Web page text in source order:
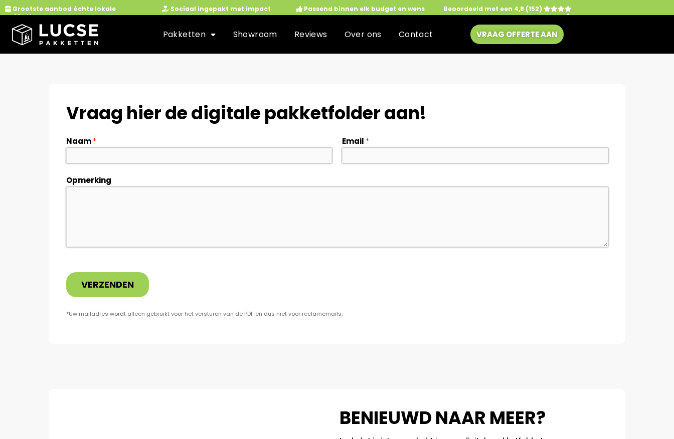
Ga
inhoud
Grootste aanbod échte lokale
pakketten
Sociaal ingepakt met impact Passend binnen elk budget en wens Beoordeeld met een 4,8 (152)
Pakketten Showroom Reviews Over ons Contact VRAAG OFFERTE AAN
Vraag hier de digitale pakketfolder aan!
Naam* Email *
Opmerking
VERZENDEN
*Uw mailadres wordt alleen gebruikt voor het versturen van de PDF en dus niet voor reclamemails.
BENIEUWD NAAR MEER?